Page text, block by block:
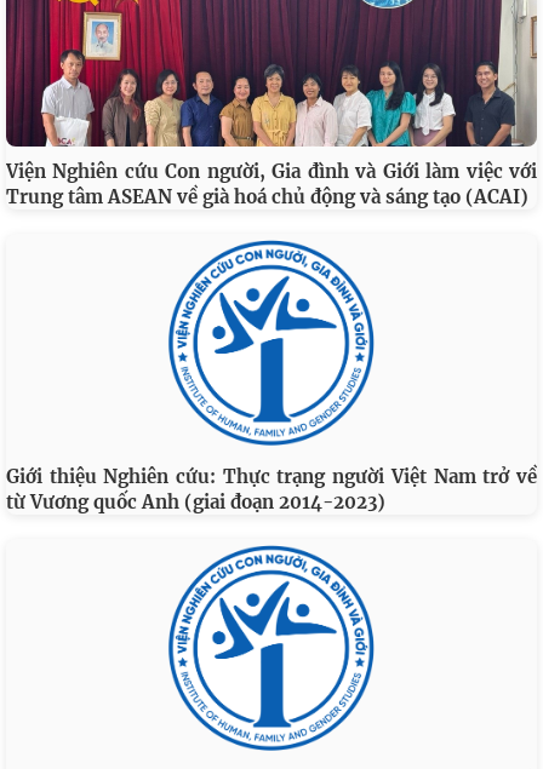
Viện Nghiên cứu Con người, Gia đình và Giới làm việc với
Trung tâm ASEAN về già hoá chủ động và sáng tạo (ACAI)
Giới thiệu Nghiên cứu: Thực trạng người Việt Nam trở về
từ Vương quốc Anh (giai đoạn 2014-2023)